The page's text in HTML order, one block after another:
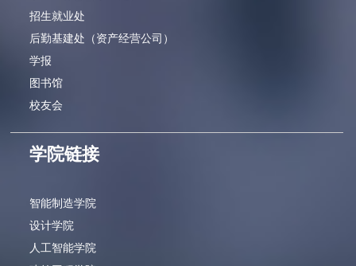
招生就业处
后勤基建处（资产经营公司）
学报
图书馆
校友会
学院链接
智能制造学院
设计学院
人工智能学院